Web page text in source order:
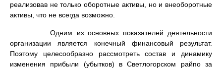
реализовав не только оборотные активы, но и внеоборотные
активы, что не всегда возможно.
Одним из основных показателей деятельности
организации является конечный финансовый результат.
Поэтому целесообразно рассмотреть состав и динамику
изменения прибыли (убытков) в Светлогорском райпо за